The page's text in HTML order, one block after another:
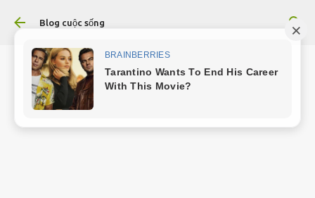
Chuyển đến nội dung chính
Blog cuộc sống